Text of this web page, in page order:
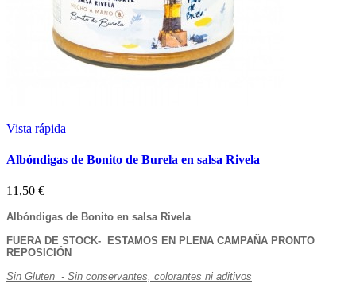
Vista rápida
Albóndigas de Bonito de Burela en salsa Rivela
11,50 €
Albóndigas de Bonito en salsa Rivela
FUERA DE STOCK- ESTAMOS EN PLENA CAMPAÑA PRONTO
REPOSICIÓN
Sin Gluten - Sin conservantes, colorantes ni aditivos